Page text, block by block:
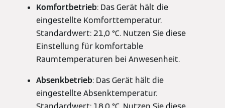
Komfortbetrieb: Das Gerät hält die
eingestellte Komforttemperatur.
Standardwert: 21,0 °C. Nutzen Sie diese
Einstellung für komfortable
Raumtemperaturen bei Anwesenheit.
Absenkbetrieb: Das Gerät hält die
eingestellte Absenktemperatur.